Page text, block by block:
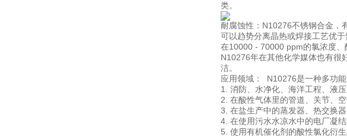
类。
耐腐蚀性：N10276不锈钢合金，
可以趋势分离晶热或焊接工艺优
在10000 - 70000 ppm的氯浓度
N10276年在其他化学媒体也有很
洁。
应用领域： N10276是一种多功
1. 消防、水净化、海洋工程、液
2. 在酸性气体里的管道、关节、
3. 在盐生产中的蒸发器、热交换
4. 在使用污水水凉水中的电厂凝结
5. 使用有机催化剂的酸性氯化衍